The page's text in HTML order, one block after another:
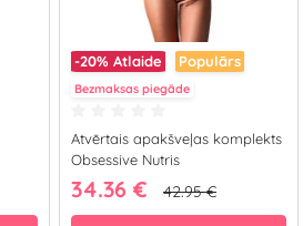
-20% Atlaide Populārs
Bezmaksas piegāde
Atvērtais apakšveļas komplekts
Obsessive Nutris
34.36 € 42.95 €